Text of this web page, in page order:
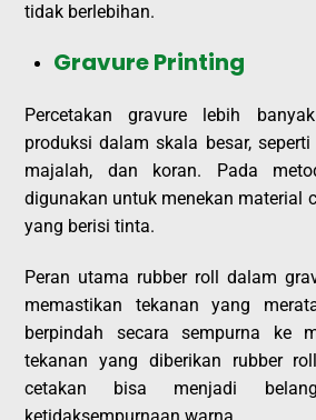
tidak berlebihan.
Gravure Printing
Percetakan gravure lebih
produksi dalam skala besar,
majalah, dan koran. Pada
digunakan untuk menekan material
yang berisi tinta.
Peran utama rubber roll dalam
memastikan tekanan yang
berpindah secara sempurna ke
tekanan yang diberikan rubber
cetakan bisa menjadi